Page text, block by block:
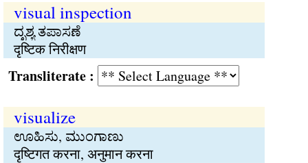
visual inspection
ದೃಶ್ಯ ತಪಾಸಣೆ
दृष्टिक निरीक्षण
:
visualize
ಊಹಿಸು, ಮುಂಗಾಣು
दृष्टिगत करना, अनुमान करना